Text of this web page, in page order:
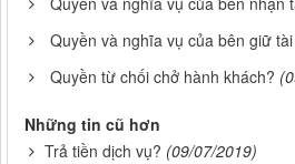
Quyền và nghĩa vụ của bên giữ
Quyền từ chối chở hành khách?
Những tin cũ hơn
Trả tiền dịch vụ? (09/07/2019)